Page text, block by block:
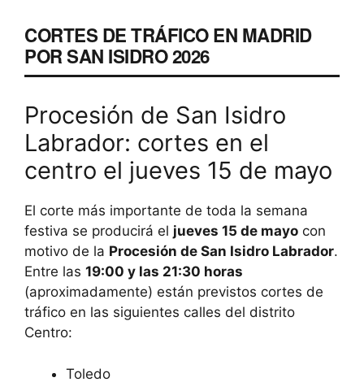
CORTES DE TRÁFICO EN MADRID
POR SAN ISIDRO 2026
Procesión de San Isidro
Labrador: cortes en el
centro el jueves 15 de mayo
El corte más importante de toda la semana
festiva se producirá el jueves 15 de mayo con
motivo de la Procesión de San Isidro Labrador.
Entre las 19:00 y las 21:30 horas
(aproximadamente) están previstos cortes de
tráfico en las siguientes calles del distrito
Centro:
Toledo